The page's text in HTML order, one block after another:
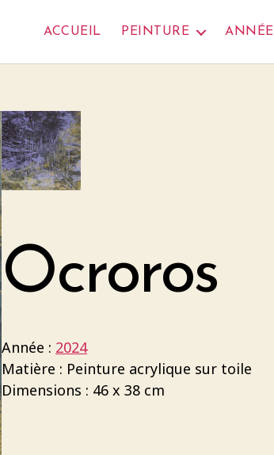
ACCUEIL PEINTURE ANNÉE
Ocroros
Année : 2024
Matière : Peinture acrylique sur toile
Dimensions : 46 x 38 cm